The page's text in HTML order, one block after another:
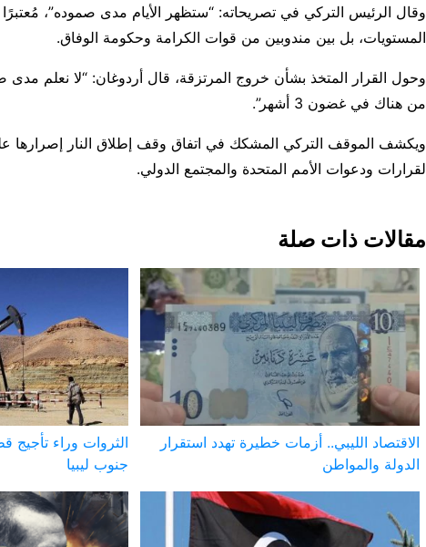
وقال الرئيس التركي في تصريحاته: “ستظهر الأيام مدى صموده”،
المستويات، بل بين مندوبين من قوات الكرامة وحكومة الوفاق.
وحول القرار المتخذ بشأن خروج المرتزقة، قال أردوغان: “لا نعلم
من هناك في غضون 3 أشهر”.
ويكشف الموقف التركي المشكك في اتفاق وقف إطلاق النار إصرارها على
لقرارات ودعوات الأمم المتحدة والمجتمع الدولي.
مقالات ذات صلة
الاقتصاد الليبي.. أزمات خطيرة تهدد استقرار
الدولة والمواطن
الثروات وراء تأجيج
جنوب ليبيا